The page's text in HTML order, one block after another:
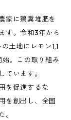
家に鶏糞堆肥を
す。令和3年から
土地にレモン1,1
。この取り組み
ています。
を促進するな
を創出し、全国
。